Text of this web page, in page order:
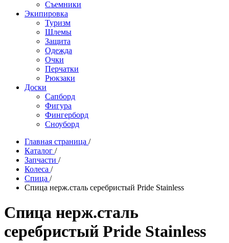
Съемники
Экипировка
Туризм
Шлемы
Защита
Одежда
Очки
Перчатки
Рюкзаки
Доски
Сапборд
Фигура
Фингерборд
Сноуборд
Главная страница /
Каталог /
Запчасти /
Колеса /
Спица /
Спица нерж.сталь серебристый Pride Stainless
Спица нерж.сталь
серебристый Pride Stainless